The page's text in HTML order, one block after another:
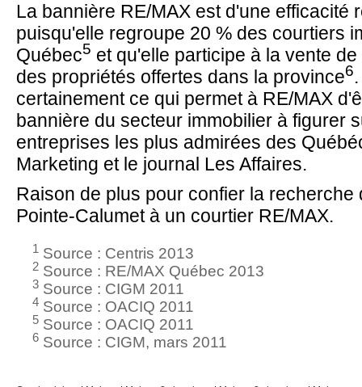
La bannière RE/MAX est d'une efficacité
puisqu'elle regroupe 20 % des courtiers
Québec5 et qu'elle participe à la vente
des propriétés offertes dans la province6
certainement ce qui permet à RE/MAX
bannière du secteur immobilier à figurer
entreprises les plus admirées des
Marketing et le journal Les Affaires.
Raison de plus pour confier la recherche
Pointe-Calumet à un courtier RE/MAX.
1 Source : Centris 2013
2 Source : RE/MAX Québec 2013
3 Source : CIGM 2011
4 Source : OACIQ 2011
5 Source : OACIQ 2011
6 Source : CIGM, mars 2011